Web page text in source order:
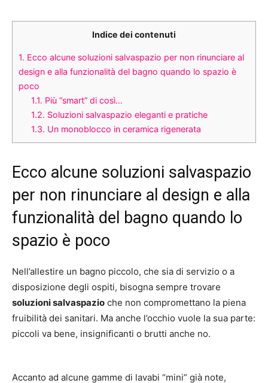
Indice dei contenuti
1. Ecco alcune soluzioni salvaspazio per non rinunciare al
design e alla funzionalità del bagno quando lo spazio è
poco
1.1. Più “smart” di così…
1.2. Soluzioni salvaspazio eleganti e pratiche
1.3. Un monoblocco in ceramica rigenerata
Ecco alcune soluzioni salvaspazio
per non rinunciare al design e alla
funzionalità del bagno quando lo
spazio è poco
Nell’allestire un bagno piccolo, che sia di servizio o a
disposizione degli ospiti, bisogna sempre trovare
soluzioni salvaspazio che non compromettano la piena
fruibilità dei sanitari. Ma anche l’occhio vuole la sua parte:
piccoli va bene, insignificanti o brutti anche no.
Accanto ad alcune gamme di lavabi “mini” già note,